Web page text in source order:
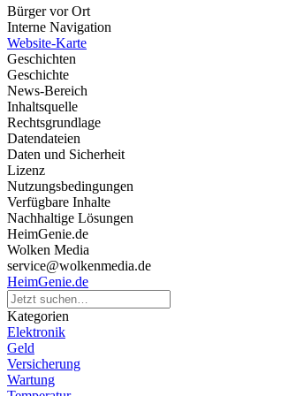
Bürger vor Ort
Interne Navigation
Website-Karte
Geschichten
Geschichte
News-Bereich
Inhaltsquelle
Rechtsgrundlage
Datendateien
Daten und Sicherheit
Lizenz
Nutzungsbedingungen
Verfügbare Inhalte
Nachhaltige Lösungen
HeimGenie.de
Wolken Media
service@wolkenmedia.de
HeimGenie.de
Kategorien
Elektronik
Geld
Versicherung
Wartung